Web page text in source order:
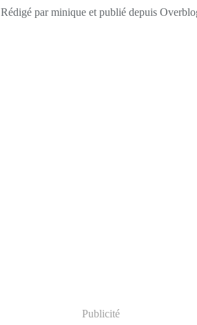
Rédigé par minique et publié depuis
Publicité